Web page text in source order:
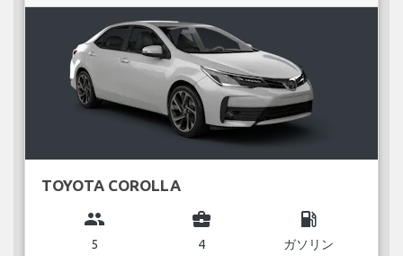
TOYOTA COROLLA
group
5
business_center
4
local_gas_station
ガソリン